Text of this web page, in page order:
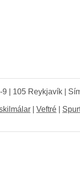
| 105 Reykjavík |
Veftré